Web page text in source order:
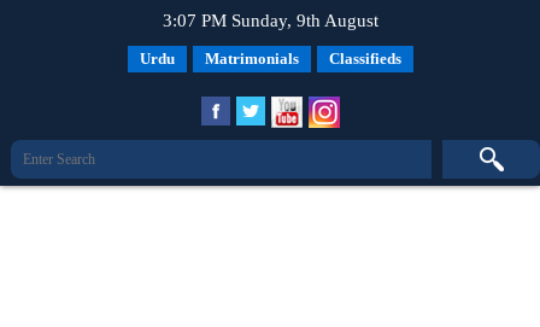
3:07 PM Sunday, 9th August
Urdu Matrimonials Classifieds